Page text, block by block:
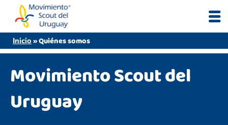
content
Inicio »Quiénes somos
Movimiento Scout del
Uruguay